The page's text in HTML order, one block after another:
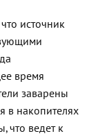
источник
время
заварены
в накопителях
что ведет к